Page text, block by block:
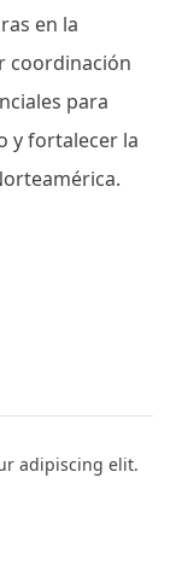
en la
coordinación
para
y fortalecer la
adipiscing elit.